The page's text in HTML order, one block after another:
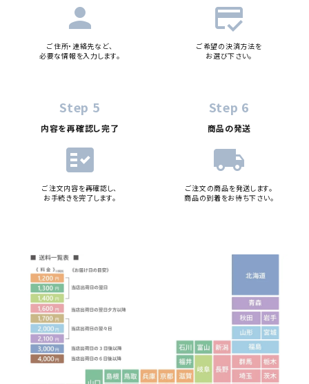
person
ご住所・連絡先など、
必要な情報を入力します。
credit_score
ご希望の決済方法を
お選び下さい。
Step 5
内容を再確認し完了
fact_check
ご注文内容を再確認し、
お手続きを完了します。
Step 6
商品の発送
local_shipping
ご注文の商品を発送します。
商品の到着をお待ち下さい。